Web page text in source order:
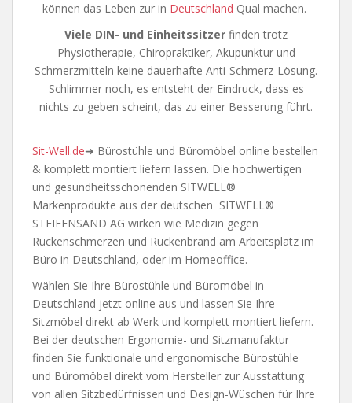
können das Leben zur in Deutschland Qual machen.
Viele DIN- und Einheitssitzer finden trotz
Physiotherapie, Chiropraktiker, Akupunktur und
Schmerzmitteln keine dauerhafte Anti-Schmerz-Lösung.
Schlimmer noch, es entsteht der Eindruck, dass es
nichts zu geben scheint, das zu einer Besserung führt.
Sit-Well.de➜ Bürostühle und Büromöbel online bestellen
& komplett montiert liefern lassen. Die hochwertigen
und gesundheitsschonenden SITWELL®
Markenprodukte aus der deutschen SITWELL®
STEIFENSAND AG wirken wie Medizin gegen
Rückenschmerzen und Rückenbrand am Arbeitsplatz im
Büro in Deutschland, oder im Homeoffice.
Wählen Sie Ihre Bürostühle und Büromöbel in
Deutschland jetzt online aus und lassen Sie Ihre
Sitzmöbel direkt ab Werk und komplett montiert liefern.
Bei der deutschen Ergonomie- und Sitzmanufaktur
finden Sie funktionale und ergonomische Bürostühle
und Büromöbel direkt vom Hersteller zur Ausstattung
von allen Sitzbedürfnissen und Design-Wüschen für Ihre